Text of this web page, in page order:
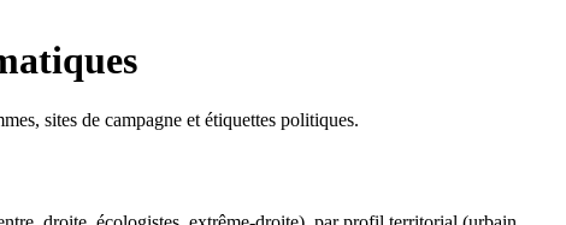
sites de campagne et étiquettes politiques.